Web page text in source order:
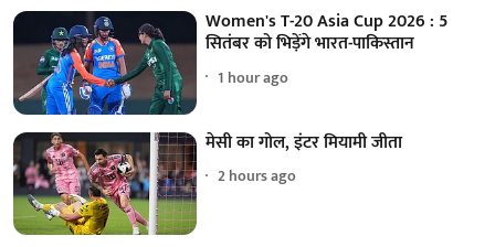
Women's T-20 Asia Cup 2026 : 5
सितंबर को भिड़ेंगे भारत-पाकिस्तान
1 hour ago
मेसी का गोल, इंटर मियामी जीता
2 hours ago